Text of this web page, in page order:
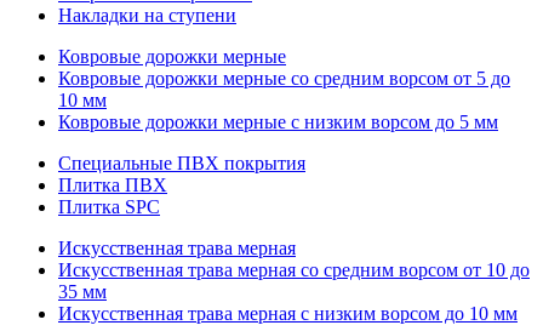
Накладки на ступени
Ковровые дорожки мерные
Ковровые дорожки мерные со средним ворсом от 5 до
10 мм
Ковровые дорожки мерные с низким ворсом до 5 мм
Специальные ПВХ покрытия
Плитка ПВХ
Плитка SPC
Искуccтвенная трава мерная
Искусственная трава мерная со средним ворсом от 10 до
35 мм
Искусственная трава мерная с низким ворсом до 10 мм